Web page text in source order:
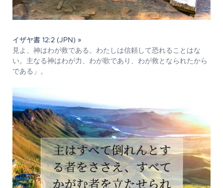
イザヤ書 12:2 (JPN) »
見よ、神はわが救である。わたしは信頼して恐れることはな
い。主なる神はわが力、わが歌であり、わが救となられたから
である」。